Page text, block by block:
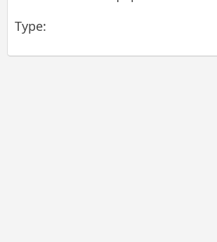
Type: